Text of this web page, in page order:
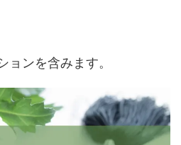
ョンを含みます。